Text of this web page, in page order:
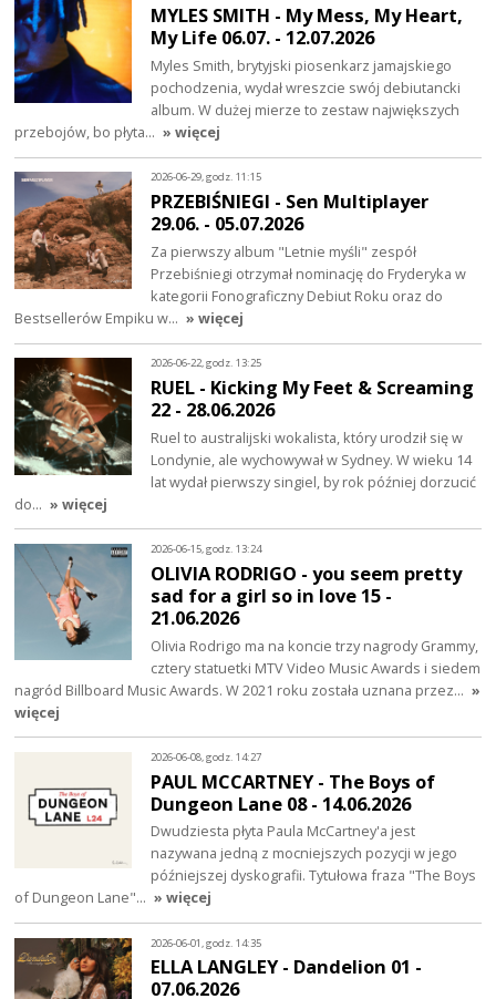
MYLES SMITH - My Mess, My Heart,
My Life 06.07. - 12.07.2026
Myles Smith, brytyjski piosenkarz jamajskiego
pochodzenia, wydał wreszcie swój debiutancki
album. W dużej mierze to zestaw największych
przebojów, bo płyta… » więcej
2026-06-29, godz. 11:15
PRZEBIŚNIEGI - Sen Multiplayer
29.06. - 05.07.2026
Za pierwszy album "Letnie myśli" zespół
Przebiśniegi otrzymał nominację do Fryderyka w
kategorii Fonograficzny Debiut Roku oraz do
Bestsellerów Empiku w… » więcej
2026-06-22, godz. 13:25
RUEL - Kicking My Feet & Screaming
22 - 28.06.2026
Ruel to australijski wokalista, który urodził się w
Londynie, ale wychowywał w Sydney. W wieku 14
lat wydał pierwszy singiel, by rok później dorzucić
do… » więcej
2026-06-15, godz. 13:24
OLIVIA RODRIGO - you seem pretty
sad for a girl so in love 15 -
21.06.2026
Olivia Rodrigo ma na koncie trzy nagrody Grammy,
cztery statuetki MTV Video Music Awards i siedem
nagród Billboard Music Awards. W 2021 roku została uznana przez… »
więcej
2026-06-08, godz. 14:27
PAUL MCCARTNEY - The Boys of
Dungeon Lane 08 - 14.06.2026
Dwudziesta płyta Paula McCartney'a jest
nazywana jedną z mocniejszych pozycji w jego
późniejszej dyskografii. Tytułowa fraza "The Boys
of Dungeon Lane"… » więcej
2026-06-01, godz. 14:35
ELLA LANGLEY - Dandelion 01 -
07.06.2026